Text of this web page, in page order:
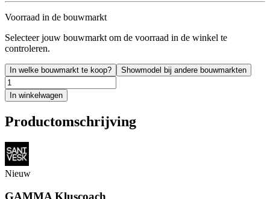
Voorraad in de bouwmarkt
Selecteer jouw bouwmarkt om de voorraad in de winkel te
controleren.
In welke bouwmarkt te koop? Showmodel bij andere bouwmarkten
In winkelwagen
Productomschrijving
Nieuw